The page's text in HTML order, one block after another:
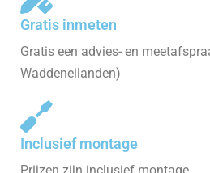
Gratis inmeten
Gratis een advies- en
Waddeneilanden)
Inclusief montage